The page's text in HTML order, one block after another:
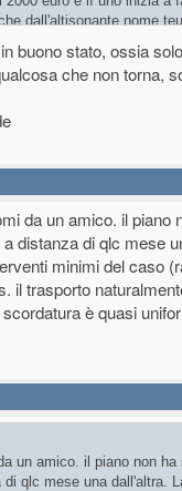
dall'altisonante nome
buono stato, ossia
che non torna,
da un amico. il
distanza di qlc mese
minimi del caso
il trasporto
è quasi
un amico. il piano non
qlc mese una dall'altra.